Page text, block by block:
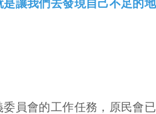
我們去發現自己不足的
會的工作任務，原民會已